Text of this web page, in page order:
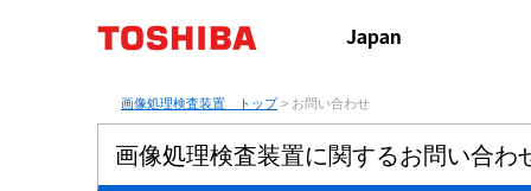
画像処理検査装置 トップ> お問い合わせ
画像処理検査装置に関するお問い合わ